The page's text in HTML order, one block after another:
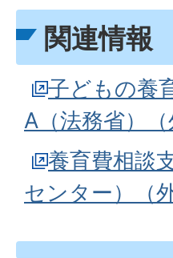
関連情報
子どもの養
A（法務省）（
養育費相談
センター）（